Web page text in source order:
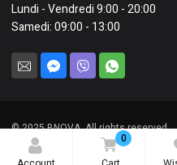
0
Lundi - Vendredi 9:00 - 20:00
Samedi: 09:00 - 13:00
© 2025 BNOVA. All rights reserved.